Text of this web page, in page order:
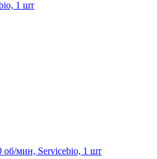
1 шт
об/мин, Servicebio, 1 шт